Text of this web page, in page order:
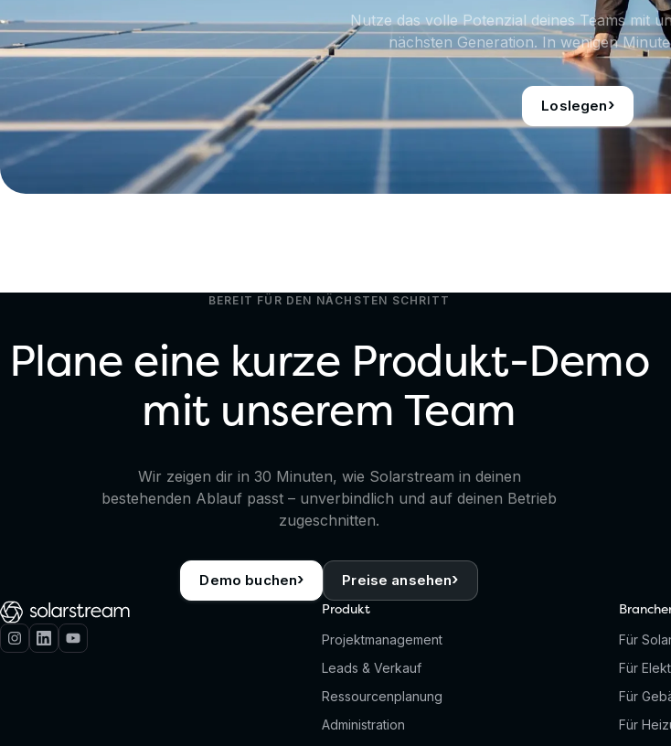
Nutze das volle Potenzial deines Teams mit
nächsten Generation. In wenigen
Loslegen›
BEREIT FÜR DEN NÄCHSTEN SCHRITT
Plane eine kurze Produkt-Demo
mit unserem Team
Wir zeigen dir in 30 Minuten, wie Solarstream in deinen
bestehenden Ablauf passt – unverbindlich und auf deinen Betrieb
zugeschnitten.
Demo buchen› Preise ansehen›
Produkt
Projektmanagement
Leads & Verkauf
Ressourcenplanung
Administration
Für
Für
Für
Für